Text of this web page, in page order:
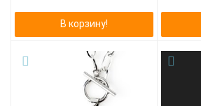
В корзину!